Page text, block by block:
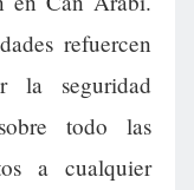
refuercen
la seguridad
todo las
a cualquier